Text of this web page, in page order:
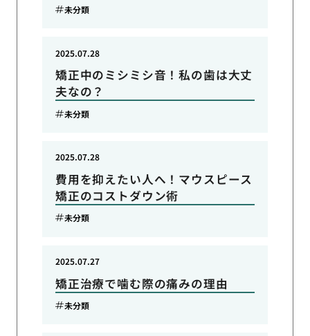
未分類
矯正中のミシミシ音！私の歯は大丈
夫なの？
2025.07.28
未分類
費用を抑えたい人へ！マウスピース
矯正のコストダウン術
2025.07.28
未分類
矯正治療で噛む際の痛みの理由
2025.07.27
未分類